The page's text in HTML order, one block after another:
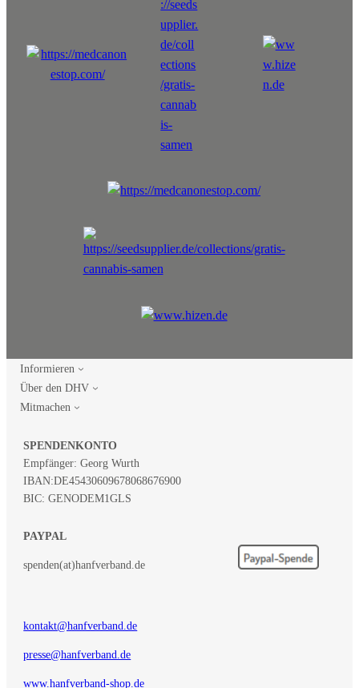
Informieren
Über den DHV
Mitmachen
SPENDENKONTO
Empfänger: Georg Wurth
IBAN:DE45430609678068676900
BIC: GENODEM1GLS
PAYPAL
spenden(at)hanfverband.de
kontakt@hanfverband.de
presse@hanfverband.de
www.hanfverband-shop.de